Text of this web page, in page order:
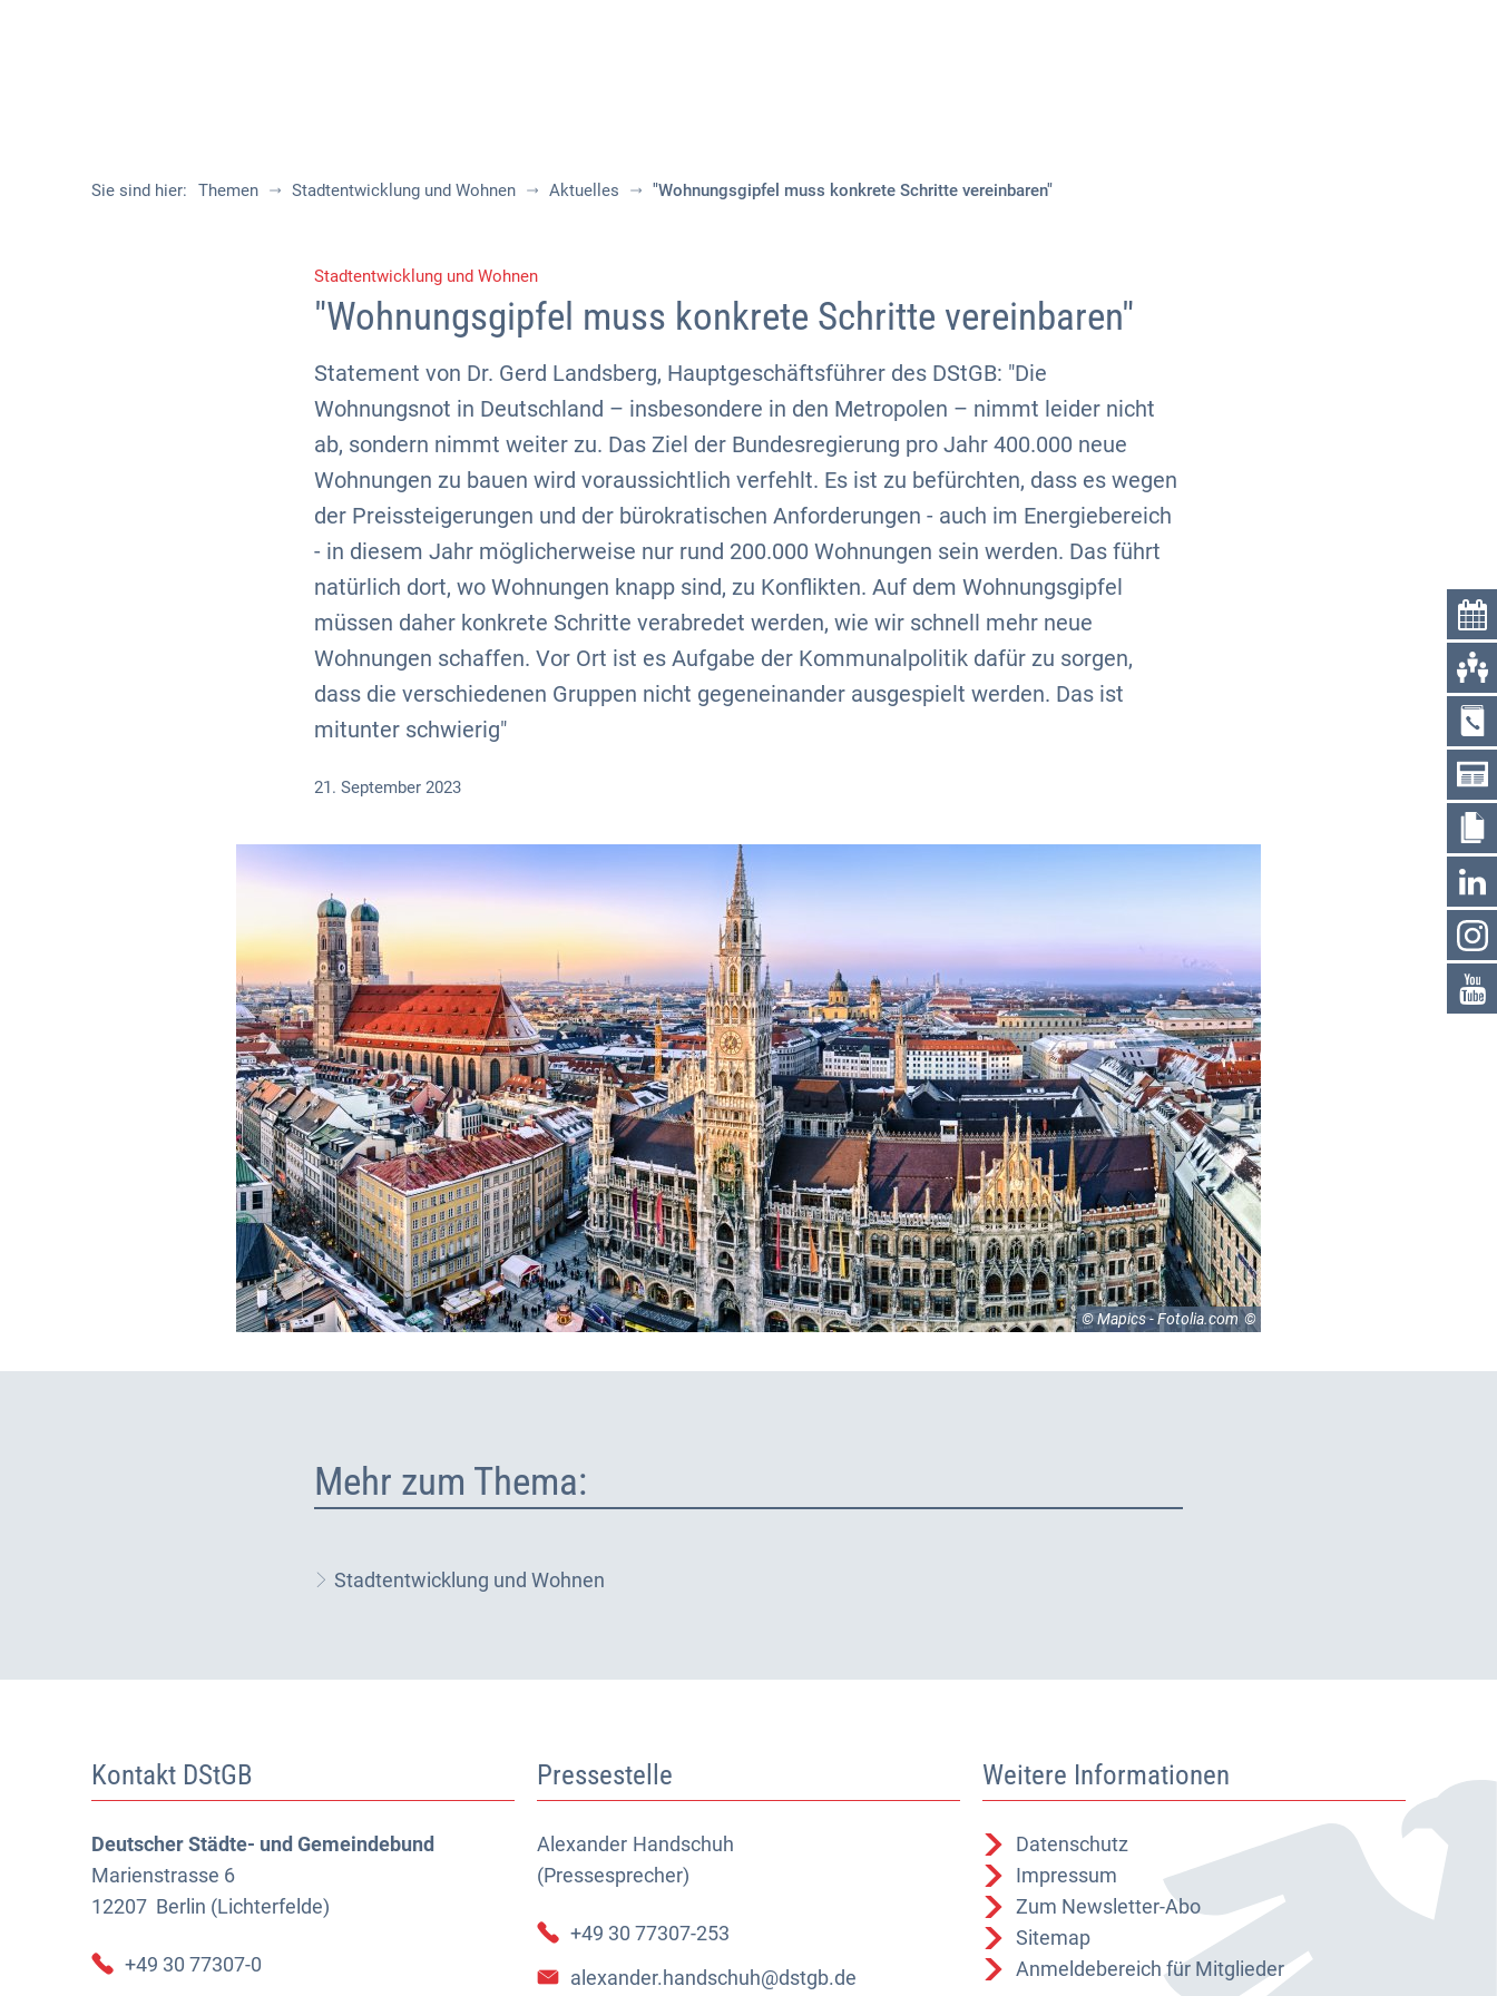
Sie sind hier: Themen Stadtentwicklung und Wohnen Aktuelles "Wohnungsgipfel muss konkrete Schritte vereinbaren"
Stadtentwicklung und Wohnen
"Wohnungsgipfel muss konkrete Schritte vereinbaren"
Statement von Dr. Gerd Landsberg, Hauptgeschäftsführer des DStGB: "Die
Wohnungsnot in Deutschland – insbesondere in den Metropolen – nimmt leider nicht
ab, sondern nimmt weiter zu. Das Ziel der Bundesregierung pro Jahr 400.000 neue
Wohnungen zu bauen wird voraussichtlich verfehlt. Es ist zu befürchten, dass es wegen
der Preissteigerungen und der bürokratischen Anforderungen - auch im Energiebereich
- in diesem Jahr möglicherweise nur rund 200.000 Wohnungen sein werden. Das führt
natürlich dort, wo Wohnungen knapp sind, zu Konflikten. Auf dem Wohnungsgipfel
müssen daher konkrete Schritte verabredet werden, wie wir schnell mehr neue
Wohnungen schaffen. Vor Ort ist es Aufgabe der Kommunalpolitik dafür zu sorgen,
dass die verschiedenen Gruppen nicht gegeneinander ausgespielt werden. Das ist
mitunter schwierig"
21. September 2023
© Mapics - Fotolia.com
Mehr zum Thema:
Stadtentwicklung und Wohnen
Kontakt DStGB
Deutscher Städte- und Gemeindebund
Marienstrasse 6
12207 Berlin (Lichterfelde)
+49 30 77307-0
Pressestelle
Alexander Handschuh
(Pressesprecher)
Alexander Handschuh (Pressesprecher)
+49 30 77307-253
alexander.handschuh@dstgb.de
Weitere Informationen
Datenschutz
Impressum
Zum Newsletter-Abo
Sitemap
Anmeldebereich für Mitglieder